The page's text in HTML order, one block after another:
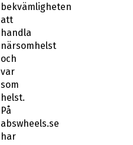
bekvämligheten
att
handla
närsomhelst
och
var
som
helst.
På
abswheels.se
har